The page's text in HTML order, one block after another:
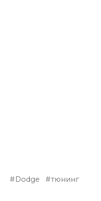
Dodge тюнинг